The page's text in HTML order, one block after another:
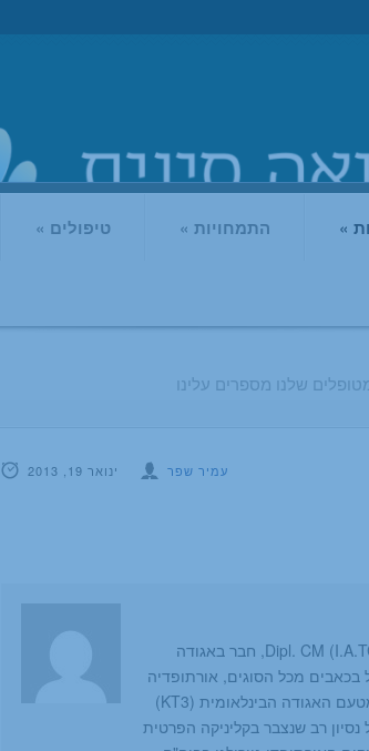
» התמחויות » טיפולים »
שלנו מספרים עלינו
ינואר 19, 2013 עמיר שפר
עמיר שפר, מטפל מוסמך ברפואה סינית - Dipl. CM (I.A.TCM), חבר באגודה
בכאבים מכל הסוגים, אורתופדיה
ופציעות ספורט. מטפל מוסמך בקינזיוטייפינג מטעם האגודה הבינלאומית (KT3)
רב שנצבר בקליניקה הפרטית